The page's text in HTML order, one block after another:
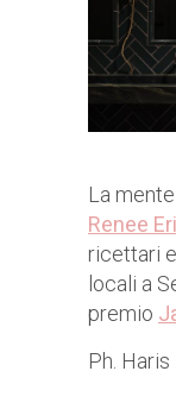
La
Renee
ricettari
locali a
premio
Ph.